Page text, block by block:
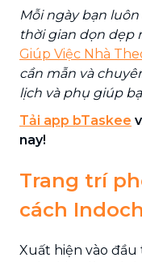
Mỗi ngày bạn
thời gian dọn dẹp
Giúp Việc Nhà
cần mẫn và
lịch và phụ giúp
Tải app bTaskee
nay!
Trang trí
cách
Xuất hiện vào đầu